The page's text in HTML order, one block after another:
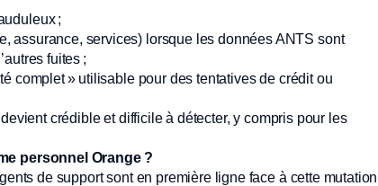
;
assurance, services) lorsque les données ANTS sont
fuites ;
complet » utilisable pour des tentatives de crédit ou
crédible et difficile à détecter, y compris pour les
personnel Orange ?
de support sont en première ligne face à cette mutation